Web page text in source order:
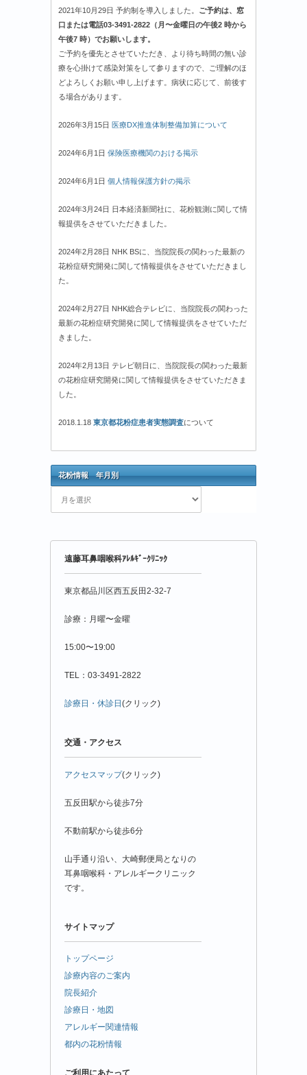
2021年10月29日 予約制を導入しました。 ご予約は、窓
口または電話03-3491-2822（月〜金曜日の午後2 時から
午後7 時）でお願いします。
ご予約を優先とさせていただき、より待ち時間の無い診
療を心掛けて感染対策をして参りますので、ご理解のほ
どよろしくお願い申し上げます。病状に応じて、前後す
る場合があります。
2026年3月15日 医療DX推進体制整備加算について
2024年6月1日 保険医療機関のおける掲示
2024年6月1日 個人情報保護方針の掲示
2024年3月24日 日本経済新聞社に、花粉観測に関して情
報提供をさせていただきました。
2024年2月28日 NHK BSに、当院院長の関わった最新の
花粉症研究開発に関して情報提供をさせていただきまし
た。
2024年2月27日 NHK総合テレビに、当院院長の関わった
最新の花粉症研究開発に関して情報提供をさせていただ
きました。
2024年2月13日 テレビ朝日に、当院院長の関わった最新
の花粉症研究開発に関して情報提供をさせていただきま
した。
2018.1.18 東京都花粉症患者実態調査について
花粉情報 年月別
花
粉
遠藤耳鼻咽喉科ｱﾚﾙｷﾞｰｸﾘﾆｯｸ
東京都品川区西五反田2-32-7
診療：月曜〜金曜
15:00〜19:00
TEL：03-3491-2822
診療日・休診日(クリック)
交通・アクセス
アクセスマップ(クリック)
五反田駅から徒歩7分
不動前駅から徒歩6分
山手通り沿い、大崎郵便局となりの
耳鼻咽喉科・アレルギークリニック
です。
サイトマップ
トップページ
診療内容のご案内
院長紹介
診療日・地図
アレルギー関連情報
都内の花粉情報
ご利用にあたって